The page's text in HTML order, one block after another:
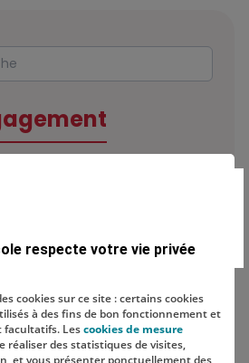
respecte votre vie privée
cookies sur ce site : certains cookies
à des fins de bon fonctionnement et
facultatifs. Lescookies de mesure
réaliser des statistiques de visites,
et vous présenter ponctuellement des